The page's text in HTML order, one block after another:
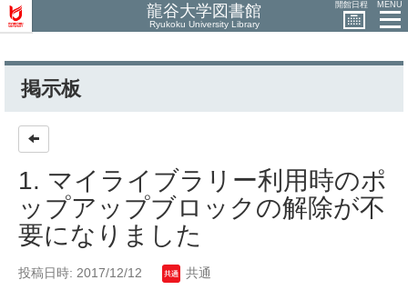
龍谷大学図書館
Ryukoku University Library
開館日程 MENU
掲示板
1. マイライブラリー利用時のポ
ップアップブロックの解除が不
要になりました
投稿日時: 2017/12/12 共通